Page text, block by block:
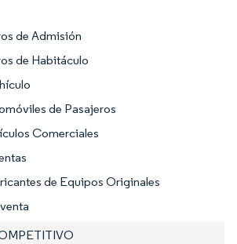
de Admisión
de Habitáculo
de Pasajeros
Comerciales
de Equipos Originales